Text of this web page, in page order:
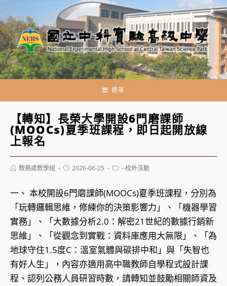
轉
至
主
要
內
選單
【轉知】長榮大學開設6門磨課師
(MOOCs)夏季班課程，即日起開放線
上報名
Post教務處教學組
Post2026-06-25
Post--校外活動
一、 本校開設6門磨課師(MOOCs)夏季班課程，分別為
「玩轉邏輯思維，修練你的決策影響力」、「機器學習
實務」、「大數據分析2.0：解密21世紀的數據行銷新
思維」、「從觀念到實戰：資料庫應用大無限」、「為
地球守住1.5度C：溫室氣體與碳排中和」與「失智也
有好人生」，內容亦適用高中職教師自學程式設計課
程、認列公務人員研習時數，請轉知並鼓勵相關師資及